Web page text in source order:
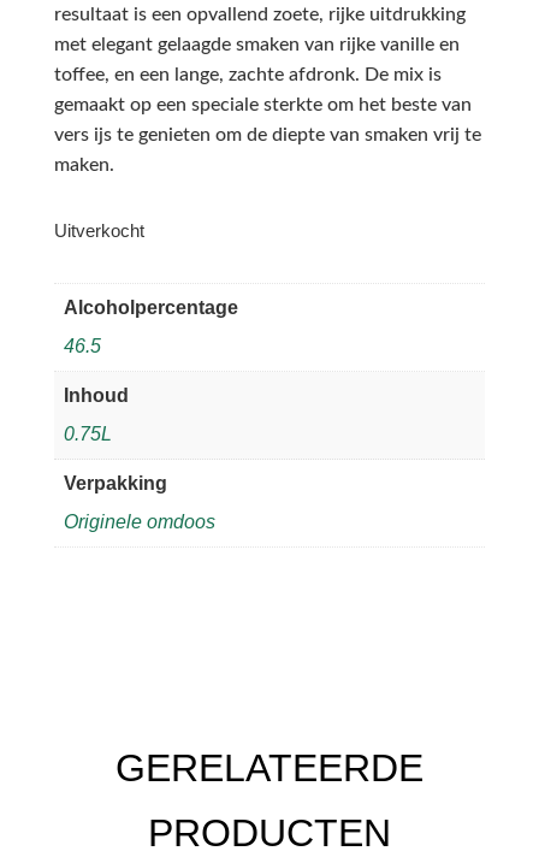
resultaat is een opvallend zoete, rijke uitdrukking
met elegant gelaagde smaken van rijke vanille en
toffee, en een lange, zachte afdronk. De mix is ​​
gemaakt op een speciale sterkte om het beste van
vers ijs te genieten om de diepte van smaken vrij te
maken.
Uitverkocht
Alcoholpercentage
46.5
Inhoud
0.75L
Verpakking
Originele omdoos
GERELATEERDE
PRODUCTEN